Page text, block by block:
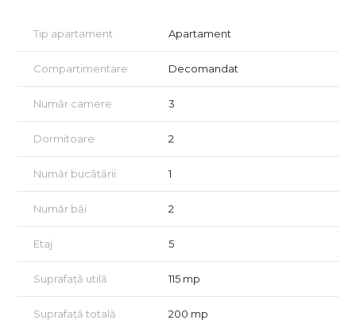
baie proprie (cu duș și cadă) și un al doilea dormitor ideal
integrate realizate din MDF vopsit.
Se află într-un bloc modern, renovat complet în 2018, cu pază,
locuri de parcare subterane și o boxă de depozitare.
Apartamentul este disponibil imediat și se închiriază complet
mobilat și utilat. O locuință perfectă pentru cei care caută
confort, eleganță și liniște în nordul Bucureștiului.
Vizionarea se face doar în baza semnării unui acord de
vizionare conform art. 2.096–2.102 din Codul Civil.
Tip apartament Apartament
Compartimentare Decomandat
Număr camere 3
Dormitoare 2
Număr bucătării 1
Număr băi 2
Etaj 5
Suprafață utilă 115 mp
Suprafață totală 200 mp